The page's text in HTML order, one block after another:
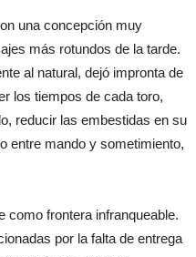
una concepción muy
más rotundos de la tarde.
al natural, dejó impronta de
los tiempos de cada toro,
reducir las embestidas en su
entre mando y sometimiento,
como frontera infranqueable.
por la falta de entrega